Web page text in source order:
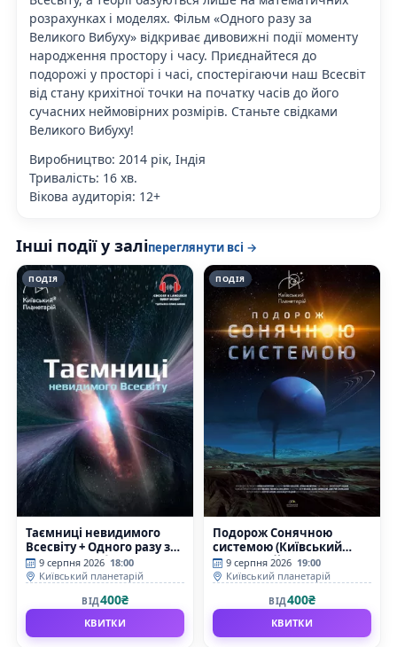
розрахунках і моделях. Фільм «Одного разу за
Великого Вибуху» відкриває дивовижні події моменту
народження простору і часу. Приєднайтеся до
подорожі у просторі і часі, спостерігаючи наш Всесвіт
від стану крихітної точки на початку часів до його
сучасних неймовірних розмірів. Станьте свідками
Великого Вибуху!
Виробництво: 2014 рік, Індія
Тривалість: 16 хв.
Вікова аудиторія: 12+
Інші події у заліпереглянути всі →
ПОДІЯ
Таємниці невидимого
Всесвіту + Одного разу за
Великого Вибуху
(Київський планетарій)
9 серпня 2026 18:00
Київський планетарій
ВІД400₴
КВИТКИ
ПОДІЯ
Подорож Сонячною
системою (Київський
планетарій)
9 серпня 2026 19:00
Київський планетарій
ВІД400₴
КВИТКИ